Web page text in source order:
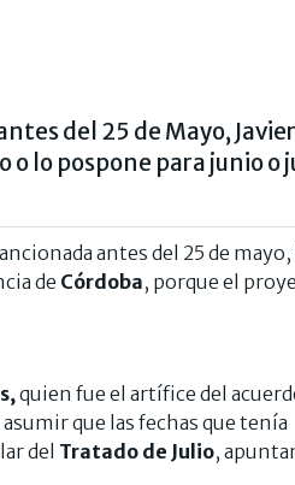
del 25 de Mayo, Javier
o lo pospone para junio o
antes del 25 de mayo,
de Córdoba, porque el
quien fue el artífice del
asumir que las fechas que tenía
del Tratado de Julio,